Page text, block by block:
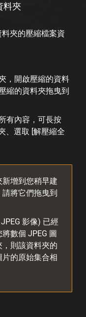
料夾
夾的壓縮檔案資
，開啟壓縮的資料
縮的資料夾拖曳到
有內容，可長按
、選取 [解壓縮全
增到您稍早建
將它們拖曳到
影像) 已經
數個 JPEG 圖
則該資料夾的
的原始集合相